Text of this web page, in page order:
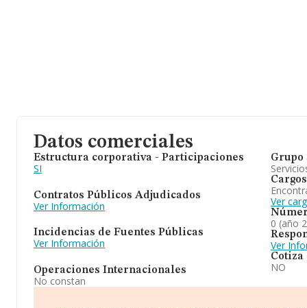
Datos comerciales
Estructura corporativa - Participaciones
SI
Contratos Públicos Adjudicados
Ver Información
Incidencias de Fuentes Públicas
Ver Información
Operaciones Internacionales
No constan
Grupo
Cargos
Ver
0 (año
Ver
Cotiza
NO